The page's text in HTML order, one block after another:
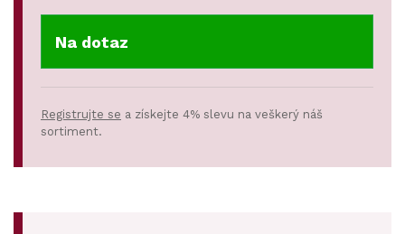
Na dotaz
Registrujte se a získejte 4% slevu na veškerý náš
sortiment.